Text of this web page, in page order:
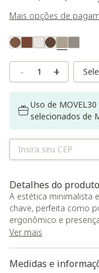
Mais opções de
Variant Real Color
Selected
- + Variant
Uso de
selecionados de
Detalhes do produto
A estética minimalista
chave, perfeita como
ergonômico e
contemporâneo ideal
tamanho padrão,
Ver mais
Medidas e